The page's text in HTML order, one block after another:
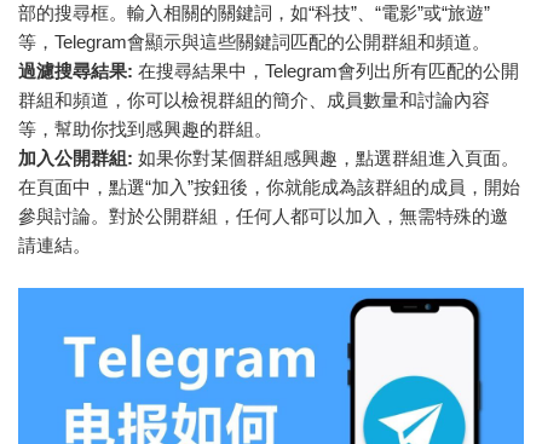
部的搜尋框。輸入相關的關鍵詞，如“科技”、“電影”或“旅遊”
等，Telegram會顯示與這些關鍵詞匹配的公開群組和頻道。
過濾搜尋結果: 在搜尋結果中，Telegram會列出所有匹配的公開
群組和頻道，你可以檢視群組的簡介、成員數量和討論內容
等，幫助你找到感興趣的群組。
加入公開群組: 如果你對某個群組感興趣，點選群組進入頁面。
在頁面中，點選“加入”按鈕後，你就能成為該群組的成員，開始
參與討論。對於公開群組，任何人都可以加入，無需特殊的邀
請連結。